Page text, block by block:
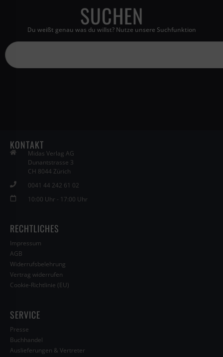
SUCHEN
Du weißt genau was du willst? Nutze unsere Suchfunktion
KONTAKT
Midas Verlag AG
Dunantstrasse 3
CH 8044 Zürich
0041 44 242 61 02
10:00 Uhr - 17:00 Uhr
RECHTLICHES
Impressum
AGB
Widerrufsbelehrung
Vertrag widerrufen
Cookie-Richtlinie (EU)
SERVICE
Presse
Buchhandel
Auslieferungen & Vertreter